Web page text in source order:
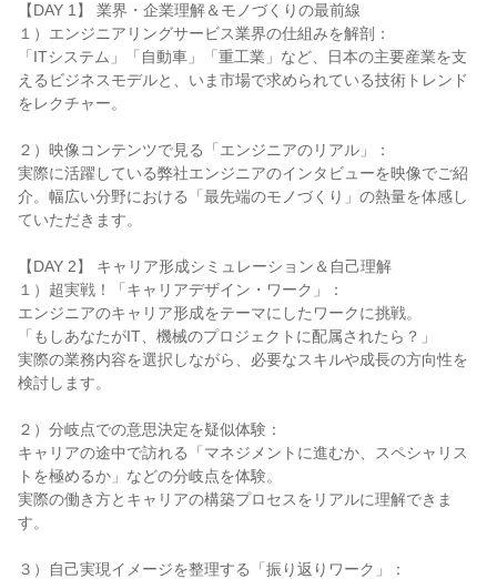
【DAY 1】 業界・企業理解＆モノづくりの最前線
１）エンジニアリングサービス業界の仕組みを解剖：
「ITシステム」「自動車」「重工業」など、日本の主要産業を支
えるビジネスモデルと、いま市場で求められている技術トレンド
をレクチャー。
２）映像コンテンツで見る「エンジニアのリアル」：
実際に活躍している弊社エンジニアのインタビューを映像でご紹
介。幅広い分野における「最先端のモノづくり」の熱量を体感し
ていただきます。
【DAY 2】 キャリア形成シミュレーション＆自己理解
１）超実戦！「キャリアデザイン・ワーク」：
エンジニアのキャリア形成をテーマにしたワークに挑戦。
「もしあなたがIT、機械のプロジェクトに配属されたら？」
実際の業務内容を選択しながら、必要なスキルや成長の方向性を
検討します。
２）分岐点での意思決定を疑似体験：
キャリアの途中で訪れる「マネジメントに進むか、スペシャリス
トを極めるか」などの分岐点を体験。
実際の働き方とキャリアの構築プロセスをリアルに理解できま
す。
３）自己実現イメージを整理する「振り返りワーク」：